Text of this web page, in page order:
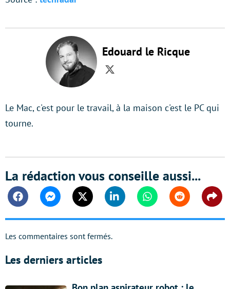
Edouard le Ricque
Twitter
Le Mac, c'est pour le travail, à la maison c'est le PC qui
tourne.
La rédaction vous conseille aussi...
FacebookMessengerTwitter Linkedin WhatsappReddit
Les commentaires sont fermés.
Les derniers articles